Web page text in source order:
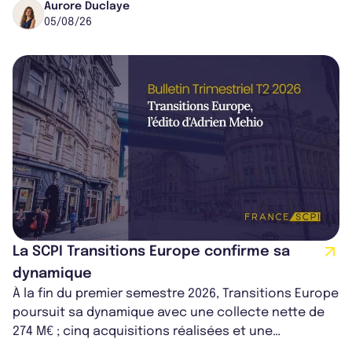
médical croissant, qui s...
Aurore Duclaye
05/08/26
La SCPI Transitions Europe confirme sa
dynamique
À la fin du premier semestre 2026, Transitions Europe
poursuit sa dynamique avec une collecte nette de
274 M€ ; cinq acquisitions réalisées et une